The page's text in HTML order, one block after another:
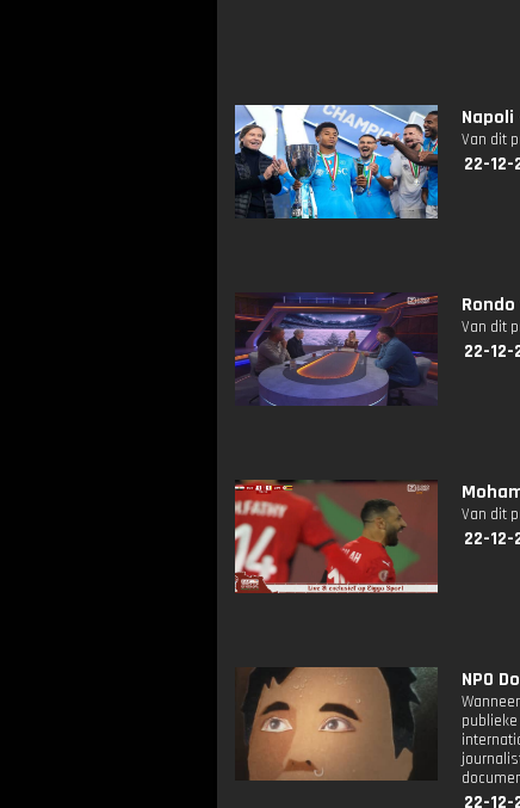
Napoli
Van dit
22-
Van dit
22-
Van dit
22-12-
NPO
22-